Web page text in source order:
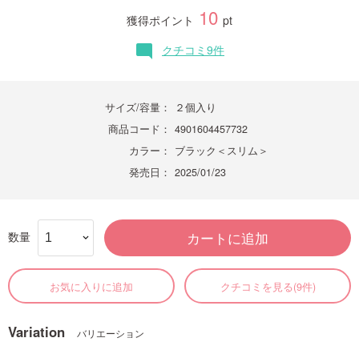
獲得ポイント 10 pt
mode_comment クチコミ9件
サイズ/容量：
２個入り
商品コード： 4901604457732
カラー：
ブラック＜スリム＞
発売日： 2025/01/23
数量 カートに追加
お気に入りに追加 クチコミを見る(9件)
Variation バリエーション